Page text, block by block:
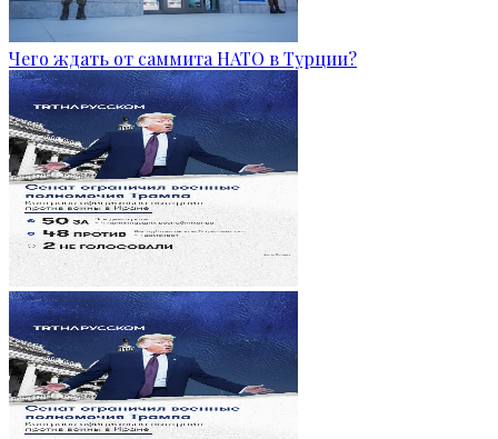
Чего ждать от саммита НАТО в Турции?